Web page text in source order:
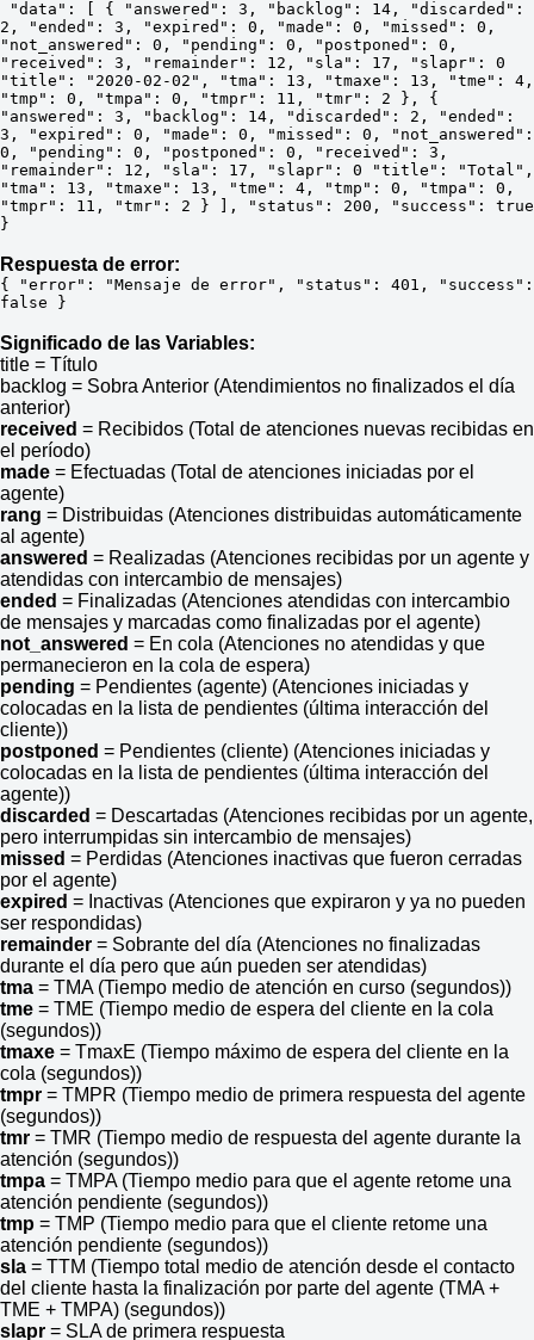
2, "ended": 3, "expired": 0, "made": 0, "missed": 0,
"not_answered": 0, "pending": 0, "postponed": 0,
"received": 3, "remainder": 12, "sla": 17, "slapr": 0
"title": "2020-02-02", "tma": 13, "tmaxe": 13, "tme": 4,
"tmp": 0, "tmpa": 0, "tmpr": 11, "tmr": 2 }, {
"answered": 3, "backlog": 14, "discarded": 2, "ended":
3, "expired": 0, "made": 0, "missed": 0, "not_answered":
0, "pending": 0, "postponed": 0, "received": 3,
"remainder": 12, "sla": 17, "slapr": 0 "title": "Total",
"tma": 13, "tmaxe": 13, "tme": 4, "tmp": 0, "tmpa": 0,
"tmpr": 11, "tmr": 2 } ], "status": 200, "success": true
}
Respuesta de error:
{ "error": "Mensaje de error", "status": 401, "success":
false }
Significado de las Variables:
title = Título
backlog = Sobra Anterior (Atendimientos no finalizados el día
anterior)
received = Recibidos (Total de atenciones nuevas recibidas en
el período)
made = Efectuadas (Total de atenciones iniciadas por el
agente)
rang = Distribuidas (Atenciones distribuidas automáticamente
al agente)
answered = Realizadas (Atenciones recibidas por un agente y
atendidas con intercambio de mensajes)
ended = Finalizadas (Atenciones atendidas con intercambio
de mensajes y marcadas como finalizadas por el agente)
not_answered = En cola (Atenciones no atendidas y que
permanecieron en la cola de espera)
pending = Pendientes (agente) (Atenciones iniciadas y
colocadas en la lista de pendientes (última interacción del
cliente))
postponed = Pendientes (cliente) (Atenciones iniciadas y
colocadas en la lista de pendientes (última interacción del
agente))
discarded = Descartadas (Atenciones recibidas por un agente,
pero interrumpidas sin intercambio de mensajes)
missed = Perdidas (Atenciones inactivas que fueron cerradas
por el agente)
expired = Inactivas (Atenciones que expiraron y ya no pueden
ser respondidas)
remainder = Sobrante del día (Atenciones no finalizadas
durante el día pero que aún pueden ser atendidas)
tma = TMA (Tiempo medio de atención en curso (segundos))
tme = TME (Tiempo medio de espera del cliente en la cola
(segundos))
tmaxe = TmaxE (Tiempo máximo de espera del cliente en la
cola (segundos))
tmpr = TMPR (Tiempo medio de primera respuesta del agente
(segundos))
tmr = TMR (Tiempo medio de respuesta del agente durante la
atención (segundos))
tmpa = TMPA (Tiempo medio para que el agente retome una
atención pendiente (segundos))
tmp = TMP (Tiempo medio para que el cliente retome una
atención pendiente (segundos))
sla = TTM (Tiempo total medio de atención desde el contacto
del cliente hasta la finalización por parte del agente (TMA +
TME + TMPA) (segundos))
slapr = SLA de primera respuesta